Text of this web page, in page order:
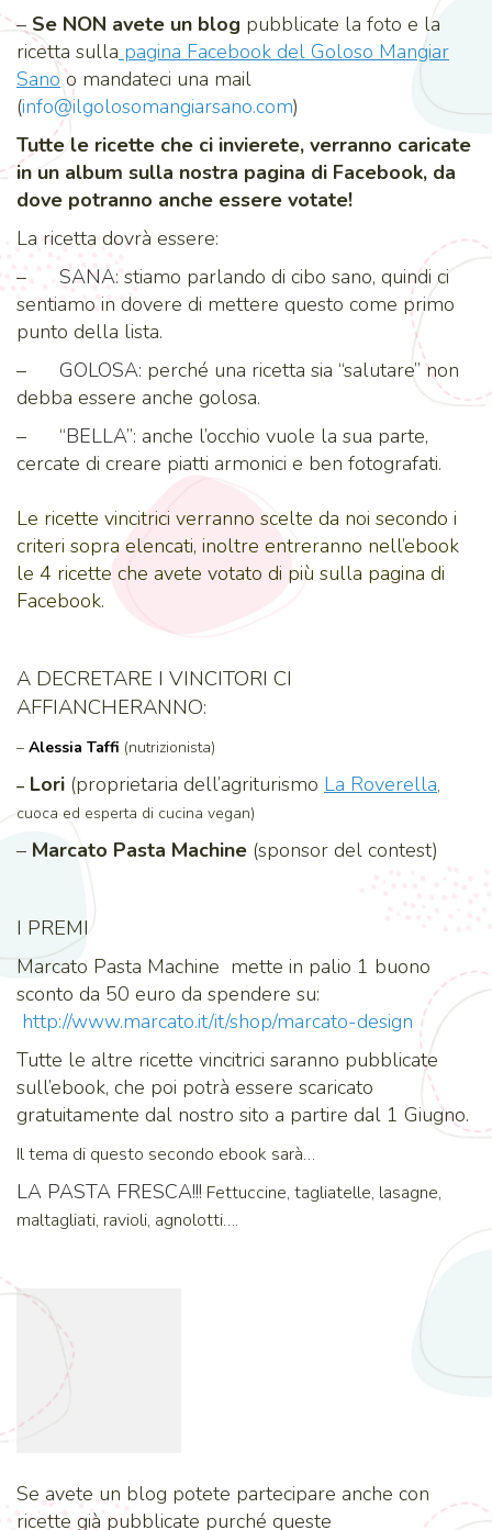
– Se NON avete un blog pubblicate la foto e la
ricetta sulla pagina Facebook del Goloso Mangiar
Sano o mandateci una mail
(info@ilgolosomangiarsano.com)
Tutte le ricette che ci invierete, verranno caricate
in un album sulla nostra pagina di Facebook, da
dove potranno anche essere votate!
La ricetta dovrà essere:
– SANA: stiamo parlando di cibo sano, quindi ci
sentiamo in dovere di mettere questo come primo
punto della lista.
– GOLOSA: perché una ricetta sia “salutare” non
debba essere anche golosa.
– “BELLA”: anche l’occhio vuole la sua parte,
cercate di creare piatti armonici e ben fotografati.
Le ricette vincitrici verranno scelte da noi secondo i
criteri sopra elencati, inoltre entreranno nell’ebook
le 4 ricette che avete votato di più sulla pagina di
Facebook.
A DECRETARE I VINCITORI CI
AFFIANCHERANNO:
– Alessia Taffi (nutrizionista)
– Lori (proprietaria dell’agriturismo La Roverella,
cuoca ed esperta di cucina vegan)
– Marcato Pasta Machine (sponsor del contest)
I PREMI
Marcato Pasta Machine mette in palio 1 buono
sconto da 50 euro da spendere su:
http://www.marcato.it/it/shop/marcato-design
Tutte le altre ricette vincitrici saranno pubblicate
sull’ebook, che poi potrà essere scaricato
gratuitamente dal nostro sito a partire dal 1 Giugno.
Il tema di questo secondo ebook sarà…
LA PASTA FRESCA!!! Fettuccine, tagliatelle, lasagne,
maltagliati, ravioli, agnolotti….
Se avete un blog potete partecipare anche con
ricette già pubblicate purché queste